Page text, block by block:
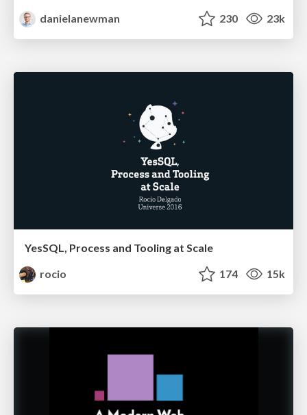
danielanewman
230 23k
YesSQL, Process and Tooling at Scale
rocio
174 15k